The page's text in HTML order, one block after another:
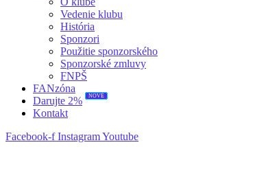
Vedenie klubu
História
Sponzori
Použitie sponzorského
Sponzorské zmluvy
FNPŠ
FANzóna
Darujte 2%
NOVÉ
Kontakt
Facebook-f InstagramYoutube